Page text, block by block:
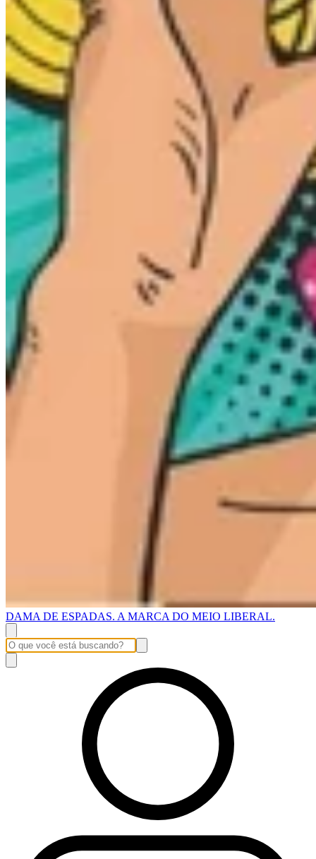
DAMA DE ESPADAS. A MARCA DO MEIO LIBERAL.